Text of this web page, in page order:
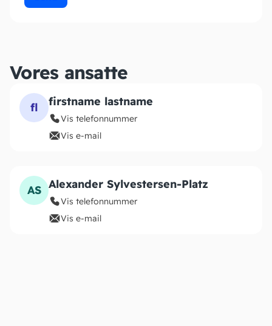
Vores ansatte
fl firstname lastname
Vis telefonnummer
Vis e-mail
AS Alexander Sylvestersen-Platz
Vis telefonnummer
Vis e-mail